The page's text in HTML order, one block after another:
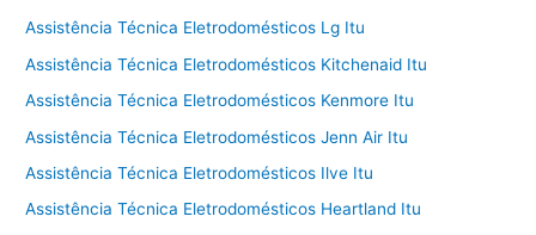
Assistência Técnica Eletrodomésticos Lg Itu
Assistência Técnica Eletrodomésticos Kitchenaid Itu
Assistência Técnica Eletrodomésticos Kenmore Itu
Assistência Técnica Eletrodomésticos Jenn Air Itu
Assistência Técnica Eletrodomésticos Ilve Itu
Assistência Técnica Eletrodomésticos Heartland Itu